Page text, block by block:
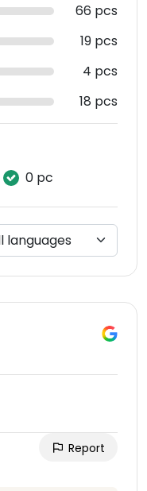
66 pcs
19 pcs
4 pcs
18 pcs
0 pc
Report